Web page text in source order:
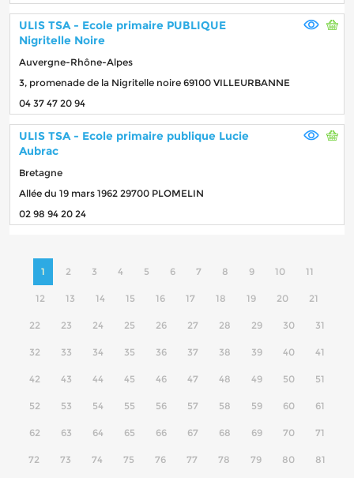
ULIS TSA - Ecole primaire PUBLIQUE
Nigritelle Noire
Auvergne-Rhône-Alpes
3, promenade de la Nigritelle noire 69100 VILLEURBANNE
04 37 47 20 94
ULIS TSA - Ecole primaire publique Lucie
Aubrac
Bretagne
Allée du 19 mars 1962 29700 PLOMELIN
02 98 94 20 24
1 2 3 4 5 6 7 8 9 10 11
12 13 14 15 16 17 18 19 20 21
22 23 24 25 26 27 28 29 30 31
32 33 34 35 36 37 38 39 40 41
42 43 44 45 46 47 48 49 50 51
52 53 54 55 56 57 58 59 60 61
62 63 64 65 66 67 68 69 70 71
72 73 74 75 76 77 78 79 80 81